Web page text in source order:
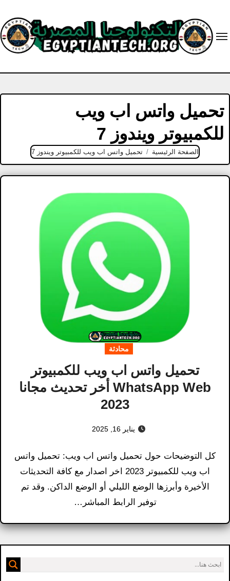
content
تحميل واتس اب ويب
للكمبيوتر ويندوز 7
الصفحة الرئيسية تحميل واتس اب ويب للكمبيوتر ويندوز 7
محادثة
تحميل واتس اب ويب للكمبيوتر
WhatsApp Web أخر تحديث مجانا
2023
يناير 16, 2025
كل التوضيحات حول تحميل واتس اب ويب: تحميل واتس
اب ويب للكمبيوتر 2023 اخر اصدار مع كافة التحديثات
الأخيرة وأبرزها الوضع الليلي أو الوضع الداكن. وقد تم
توفير الرابط المباشر…